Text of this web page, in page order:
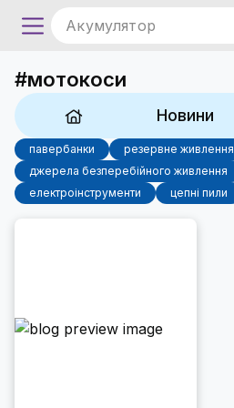
Акумулятор
#мотокоси
Новини
павербанки
резервне живлення
джерела безперебійного живлення
електроінструменти
цепні пили